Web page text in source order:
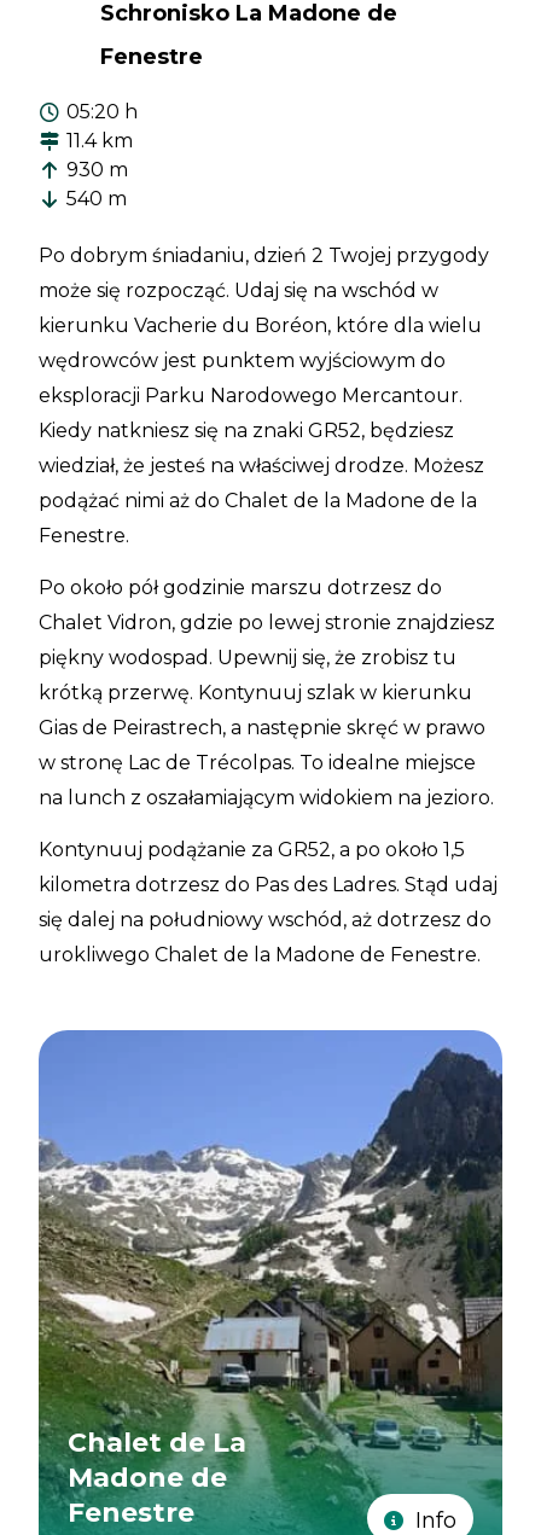
Schronisko La Madone de
Fenestre
05:20 h
11.4 km
930 m
540 m
Po dobrym śniadaniu, dzień 2 Twojej przygody
może się rozpocząć. Udaj się na wschód w
kierunku Vacherie du Boréon, które dla wielu
wędrowców jest punktem wyjściowym do
eksploracji Parku Narodowego Mercantour.
Kiedy natkniesz się na znaki GR52, będziesz
wiedział, że jesteś na właściwej drodze. Możesz
podążać nimi aż do Chalet de la Madone de la
Fenestre.
Po około pół godzinie marszu dotrzesz do
Chalet Vidron, gdzie po lewej stronie znajdziesz
piękny wodospad. Upewnij się, że zrobisz tu
krótką przerwę. Kontynuuj szlak w kierunku
Gias de Peirastrech, a następnie skręć w prawo
w stronę Lac de Trécolpas. To idealne miejsce
na lunch z oszałamiającym widokiem na jezioro.
Kontynuuj podążanie za GR52, a po około 1,5
kilometra dotrzesz do Pas des Ladres. Stąd udaj
się dalej na południowy wschód, aż dotrzesz do
urokliwego Chalet de la Madone de Fenestre.
Chalet de La
Madone de
Fenestre
Info